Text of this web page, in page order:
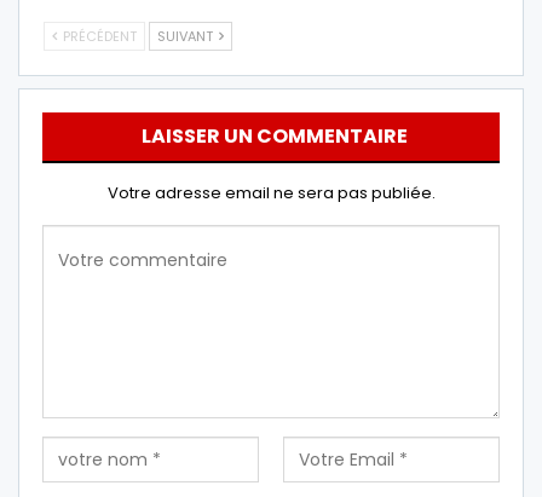
PRÉCÉDENT SUIVANT
LAISSER UN COMMENTAIRE
Votre adresse email ne sera pas publiée.